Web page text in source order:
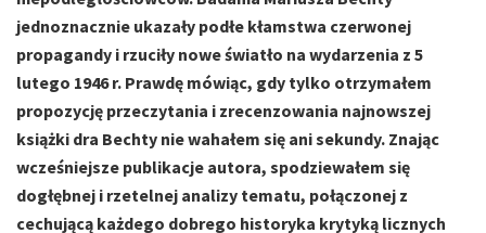
jednoznacznie ukazały podłe kłamstwa czerwonej
propagandy i rzuciły nowe światło na wydarzenia z 5
lutego 1946 r. Prawdę mówiąc, gdy tylko otrzymałem
propozycję przeczytania i zrecenzowania najnowszej
książki dra Bechty nie wahałem się ani sekundy. Znając
wcześniejsze publikacje autora, spodziewałem się
dogłębnej i rzetelnej analizy tematu, połączonej z
cechującą każdego dobrego historyka krytyką licznych